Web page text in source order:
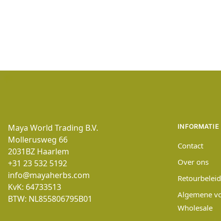
Maya World Trading B.V.
Mollerusweg 66
2031BZ Haarlem
+31 23 532 5192
info@mayaherbs.com
KvK: 64733513
BTW: NL855806795B01
INFORMATIE
Contact
Over ons
Retourbeleid
Algemene
Wholesale